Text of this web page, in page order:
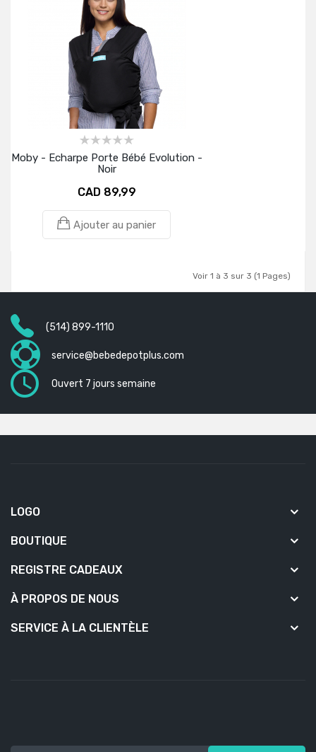
Moby - Echarpe Porte Bébé Evolution -
Noir
CAD 89,99
Ajouter au panier
Voir 1 à 3 sur 3 (1 Pages)
(514) 899-1110
service@bebedepotplus.com
Ouvert 7 jours semaine
LOGO
BOUTIQUE
REGISTRE CADEAUX
À PROPOS DE NOUS
SERVICE À LA CLIENTÈLE